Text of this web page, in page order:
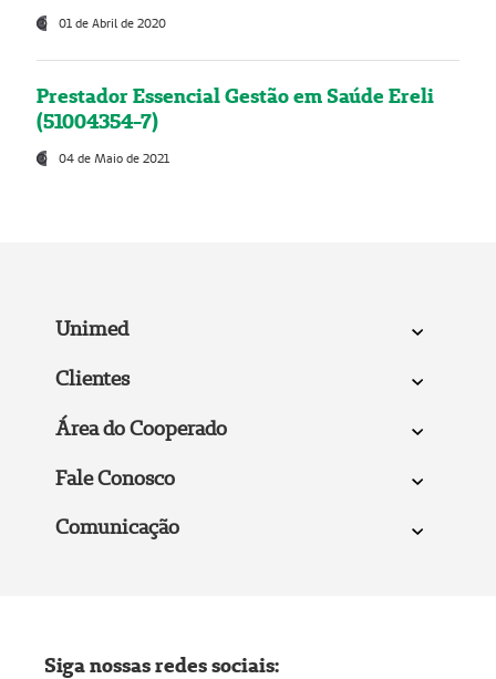
01 de Abril de 2020
Prestador Essencial Gestão em Saúde Ereli
(51004354-7)
04 de Maio de 2021
Unimed
Clientes
Área do Cooperado
Fale Conosco
Comunicação
Siga nossas redes sociais: